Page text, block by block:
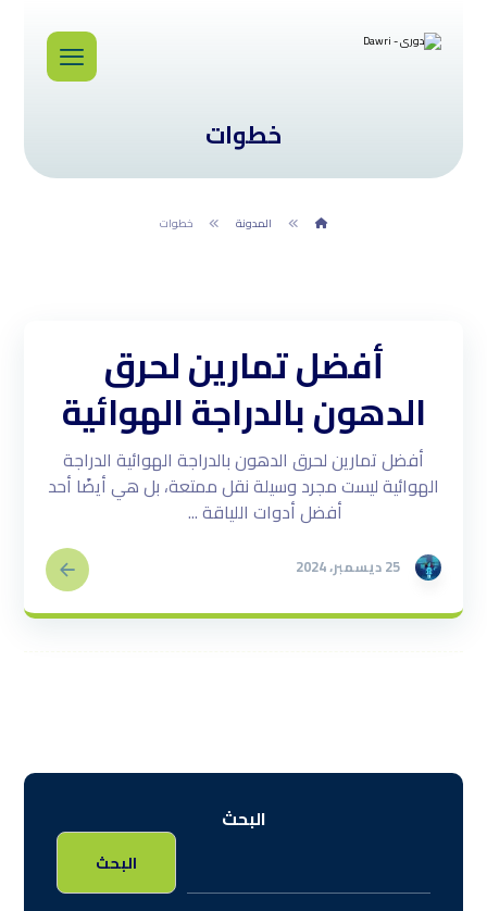
خطوات
المدونة خطوات
أفضل تمارين لحرق
الدهون بالدراجة الهوائية
25 ديسمبر، 2024
أفضل تمارين لحرق الدهون بالدراجة الهوائية الدراجة
الهوائية ليست مجرد وسيلة نقل ممتعة، بل هي أيضًا أحد
أفضل أدوات اللياقة ...
البحث
البحث